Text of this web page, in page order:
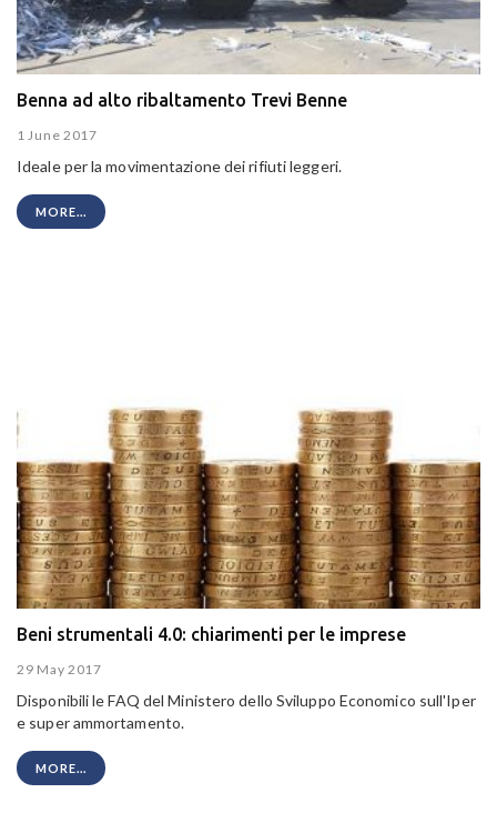
Benna ad alto ribaltamento Trevi Benne
1 June 2017
Ideale per la movimentazione dei rifiuti leggeri.
MORE...
Beni strumentali 4.0: chiarimenti per le imprese
29 May 2017
Disponibili le FAQ del Ministero dello Sviluppo Economico sull'Iper
e super ammortamento.
MORE...